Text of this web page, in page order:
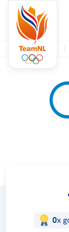
0x